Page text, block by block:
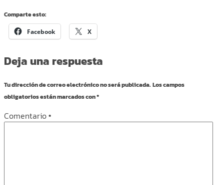
Comparte esto:
Facebook X
Deja una respuesta
Tu dirección de correo electrónico no será publicada. Los campos
obligatorios están marcados con*
Comentario *